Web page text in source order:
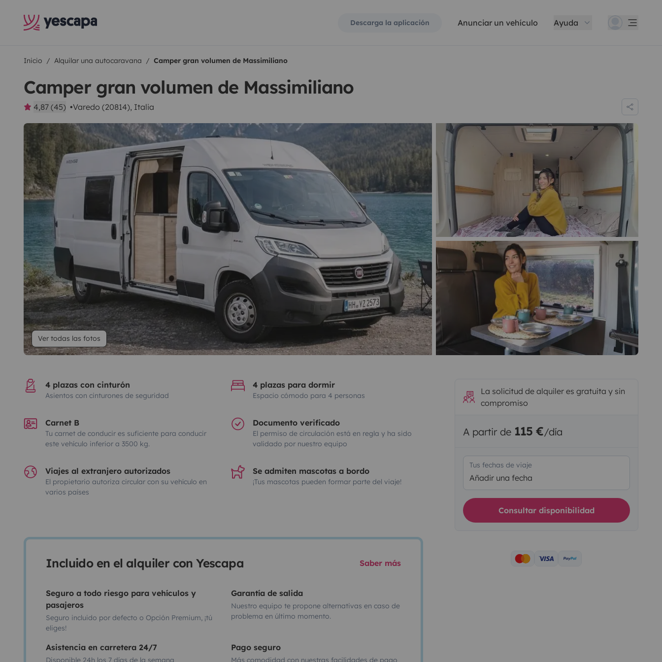
Descarga la aplicación Anunciar un vehículo Ayuda
Inicio Alquilar una autocaravana Camper gran volumen de Massimiliano
Camper gran volumen de Massimiliano
4,87 (45) Varedo (20814), Italia
Ver todas las fotos
4 plazas con cinturón
Asientos con cinturones de seguridad
4 plazas para dormir
Espacio cómodo para 4 personas
Carnet B
Tu carnet de conducir es suficiente para conducir
este vehículo inferior a 3500 kg.
Documento verificado
El permiso de circulación está en regla y ha sido
validado por nuestro equipo
Viajes al extranjero autorizados
El propietario autoriza circular con su vehículo en
varios países
Se admiten mascotas a bordo
¡Tus mascotas pueden formar parte del viaje!
Incluido en el alquiler con Yescapa Saber más
Seguro a todo riesgo para vehículos y
pasajeros
Seguro incluido por defecto o Opción Premium, ¡tú
eliges!
Garantía de salida
Nuestro equipo te propone alternativas en caso de
problema en último momento.
Asistencia en carretera 24/7
Disponible 24h los 7 días de la semana
Pago seguro
Más comodidad con nuestras facilidades de pago
La solicitud de alquiler es gratuita y sin
compromiso
A partir de 115 €/día
Tus fechas de viaje
Añadir una fecha
Consultar disponibilidad